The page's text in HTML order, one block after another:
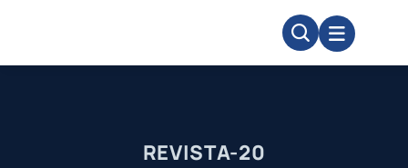
content
REVISTA-20